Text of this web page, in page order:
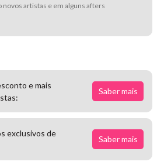
artistas e em alguns afters
e mais
Saber mais
exclusivos de
Saber mais